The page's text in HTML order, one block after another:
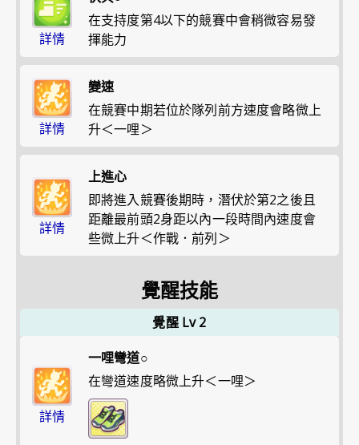
詳情
在支持度第4以下的競賽中會稍微容易發
揮能力
詳情
變速
在競賽中期若位於隊列前方速度會略微上
升＜一哩＞
詳情
上進心
即將進入競賽後期時，潛伏於第2之後且
距離最前頭2身距以內一段時間內速度會
些微上升＜作戰．前列＞
覺醒技能
覺醒 Lv 2
詳情
一哩彎道○
在彎道速度略微上升＜一哩＞